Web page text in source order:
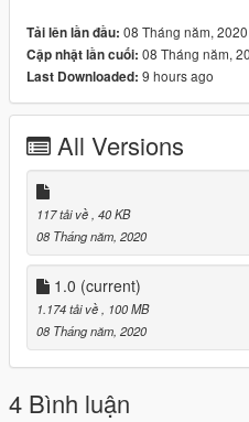
!!!PLEASE DO NOT RIP OR
THAT THIS IS YOURS
WHY THEY ARE LOCKED!!!
!!!PLEASE DON'T SAY IN
SILVERADO LIGHTBAR IS
DOWNLOAD BOTH FILES!!!
THE LIGHTBAR FIX IS JUST
SEE THE LIGHTS ON THE
DOWNLOAD BOTH FILES!!!!!
Tải lên lần đầu: 08 Tháng năm, 2020
Cập nhật lần cuối: 08 Tháng năm,
Last Downloaded: 9 hours ago
All Versions
117 tải về , 40 KB
08 Tháng năm, 2020
1.0 (current)
1.174 tải về
, 100 MB
08 Tháng năm, 2020
4 Bình luận